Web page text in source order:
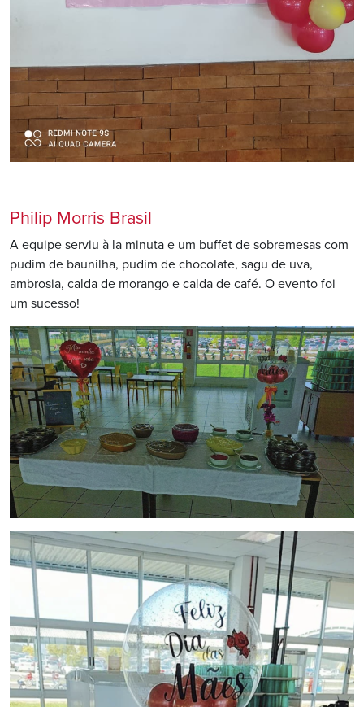
Philip Morris Brasil
A equipe serviu à la minuta e um buffet de sobremesas com
pudim de baunilha, pudim de chocolate, sagu de uva,
ambrosia, calda de morango e calda de café. O evento foi
um sucesso!